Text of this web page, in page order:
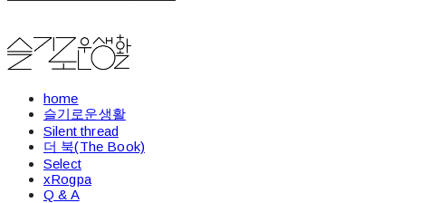
home
슬기로운생활
Silent thread
더 북(The Book)
Select
xRogpa
Q & A